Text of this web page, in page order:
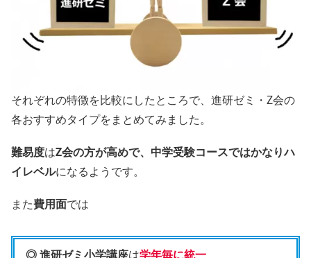
それぞれの特徴を比較にしたところで、進研ゼミ・Z会の
各おすすめタイプをまとめてみました。
難易度はZ会の方が高めで、中学受験コースではかなりハ
イレベルになるようです。
また費用面では
◎ 進研ゼミ小学講座は学年毎に統一